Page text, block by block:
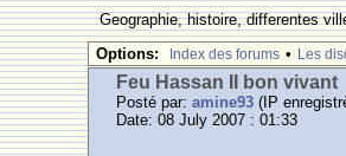
Geographie, histoire, differentes
Options: Index des forums • Les
Feu Hassan II bon vivant
Posté par:amine93 (IP
Date: 08 July 2007 : 01:33